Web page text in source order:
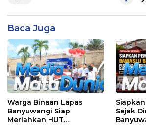
Baca Juga
Warga Binaan Lapas
Banyuwangi Siap
Meriahkan HUT
Sejak